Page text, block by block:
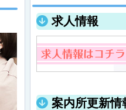
求人情報
案内所更新情